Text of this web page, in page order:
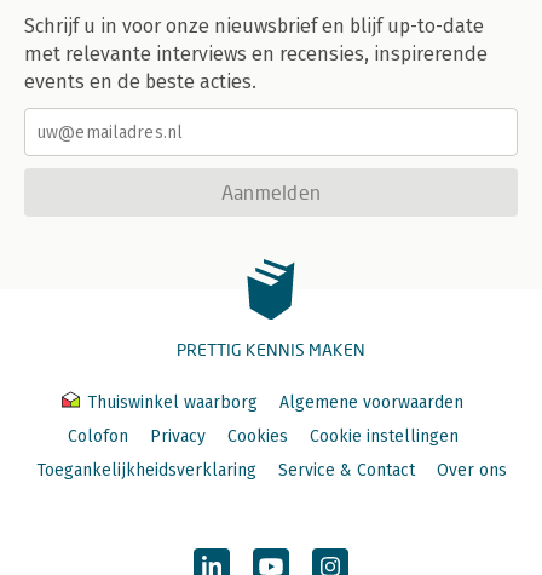
Schrijf u in voor onze nieuwsbrief en blijf up-to-date
met relevante interviews en recensies, inspirerende
events en de beste acties.
Aanmelden
PRETTIG KENNIS MAKEN
Thuiswinkel waarborg
Algemene voorwaarden
Colofon
Privacy Cookies
Cookie instellingen
Toegankelijkheidsverklaring
Service & Contact Over ons